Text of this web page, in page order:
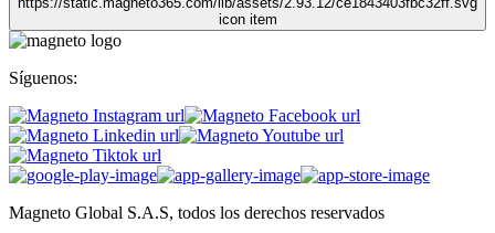
Síguenos:
Magneto Global S.A.S, todos los derechos reservados